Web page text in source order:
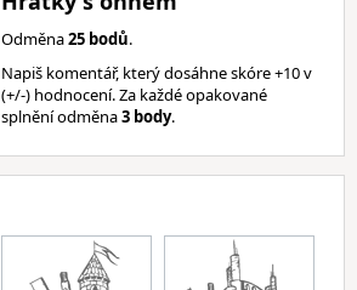
Odměna25 bodů.
Napiš komentář, který dosáhne skóre +10 v
(+/-) hodnocení. Za každé opakované
splnění odměna3 body.